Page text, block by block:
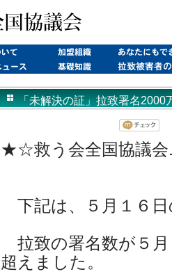
「未解決の証」拉致署名
くして」(2026/05/18)
★☆救う会全国協議
下記は、５月１６日
拉致の署名数が５月
超えました。